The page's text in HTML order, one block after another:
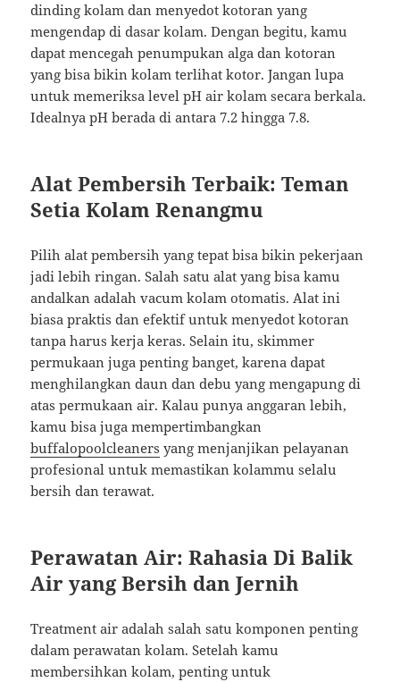
dinding kolam dan menyedot kotoran yang
mengendap di dasar kolam. Dengan begitu, kamu
dapat mencegah penumpukan alga dan kotoran
yang bisa bikin kolam terlihat kotor. Jangan lupa
untuk memeriksa level pH air kolam secara berkala.
Idealnya pH berada di antara 7.2 hingga 7.8.
Alat Pembersih Terbaik: Teman
Setia Kolam Renangmu
Pilih alat pembersih yang tepat bisa bikin pekerjaan
jadi lebih ringan. Salah satu alat yang bisa kamu
andalkan adalah vacum kolam otomatis. Alat ini
biasa praktis dan efektif untuk menyedot kotoran
tanpa harus kerja keras. Selain itu, skimmer
permukaan juga penting banget, karena dapat
menghilangkan daun dan debu yang mengapung di
atas permukaan air. Kalau punya anggaran lebih,
kamu bisa juga mempertimbangkan
buffalopoolcleaners yang menjanjikan pelayanan
profesional untuk memastikan kolammu selalu
bersih dan terawat.
Perawatan Air: Rahasia Di Balik
Air yang Bersih dan Jernih
Treatment air adalah salah satu komponen penting
dalam perawatan kolam. Setelah kamu
membersihkan kolam, penting untuk